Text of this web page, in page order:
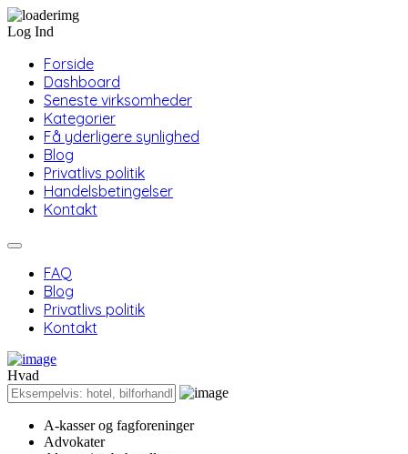
Log Ind
Forside
Dashboard
Seneste virksomheder
Kategorier
Få yderligere synlighed
Blog
Privatlivs politik
Handelsbetingelser
Kontakt
FAQ
Blog
Privatlivs politik
Kontakt
Hvad
A-kasser og fagforeninger
Advokater